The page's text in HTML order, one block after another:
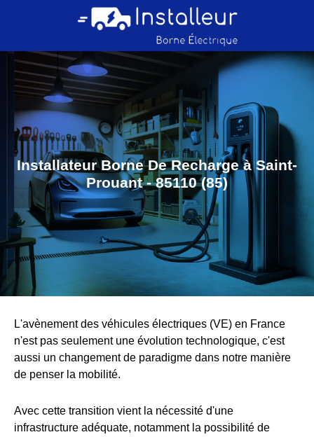
Installateur Borne De Recharge à Saint-
Prouant - 85110 (85)
L'avènement des véhicules électriques (VE) en France
n'est pas seulement une évolution technologique, c'est
aussi un changement de paradigme dans notre manière
de penser la mobilité.
Avec cette transition vient la nécessité d'une
infrastructure adéquate, notamment la possibilité de